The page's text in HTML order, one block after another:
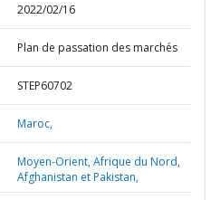
2022/02/16
Plan de passation des marchés
STEP60702
Maroc,
Moyen-Orient, Afrique du Nord,
Afghanistan et Pakistan,